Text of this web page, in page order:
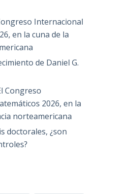
Internacional
en la cuna de la
de Daniel G.
Congreso
2026, en la
norteamericana
doctorales, ¿son